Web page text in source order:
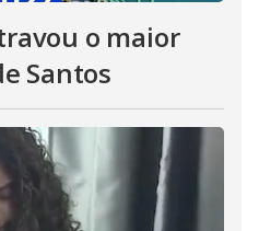
o maior
Santos